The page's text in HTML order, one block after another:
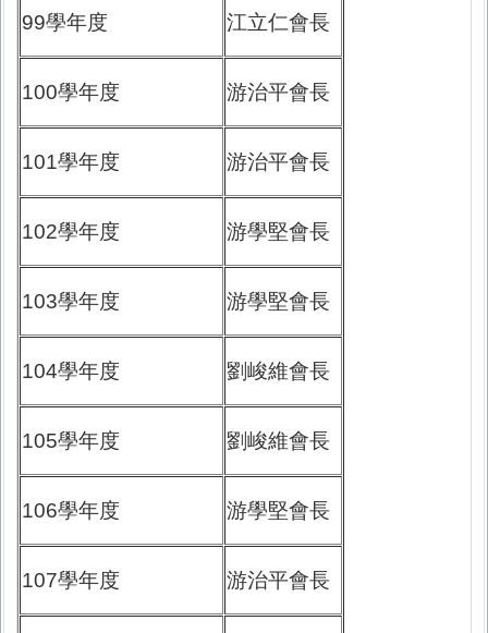
99學年度 江立仁會長
100學年度 游治平會長
101學年度 游治平會長
102學年度 游學堅會長
103學年度 游學堅會長
104學年度 劉峻維會長
105學年度 劉峻維會長
106學年度 游學堅會長
107學年度 游治平會長